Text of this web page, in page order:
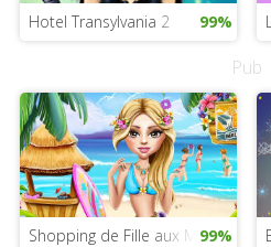
Hotel Transylvania 2 99%
Pub
Shopping de Fille aux Maldives
99%